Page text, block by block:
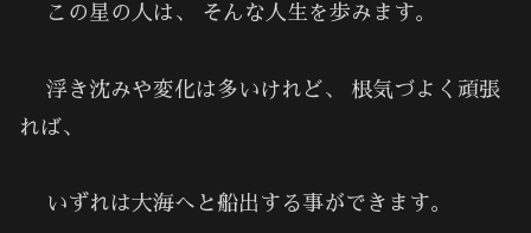
この星の人は、 そんな人生を歩みます。
浮き沈みや変化は多いけれど、 根気づよく頑張
れば、
いずれは大海へと船出する事ができます。